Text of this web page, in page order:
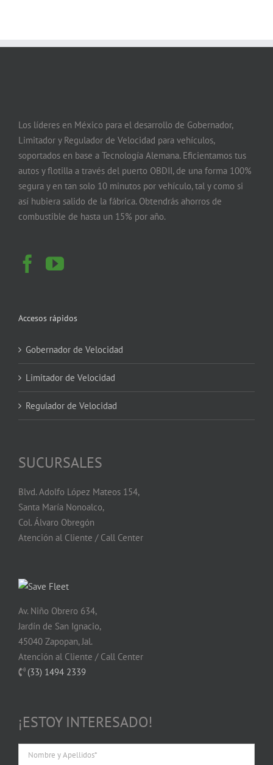
Los líderes en México para el desarrollo de Gobernador,
Limitador y Regulador de Velocidad para vehículos,
soportados en base a Tecnología Alemana. Eficientamos tus
autos y flotilla a través del puerto OBDII, de una forma 100%
segura y en tan solo 10 minutos por vehículo, tal y como si
así hubiera salido de la fábrica. Obtendrás ahorros de
combustible de hasta un 15% por año.
Accesos rápidos
Gobernador de Velocidad
Limitador de Velocidad
Regulador de Velocidad
SUCURSALES
Blvd. Adolfo López Mateos 154,
Santa María Nonoalco,
Col. Álvaro Obregón
Atención al Cliente / Call Center
Av. Niño Obrero 634,
Jardín de San Ignacio,
45040 Zapopan, Jal.
Atención al Cliente / Call Center
(33) 1494 2339
¡ESTOY INTERESADO!